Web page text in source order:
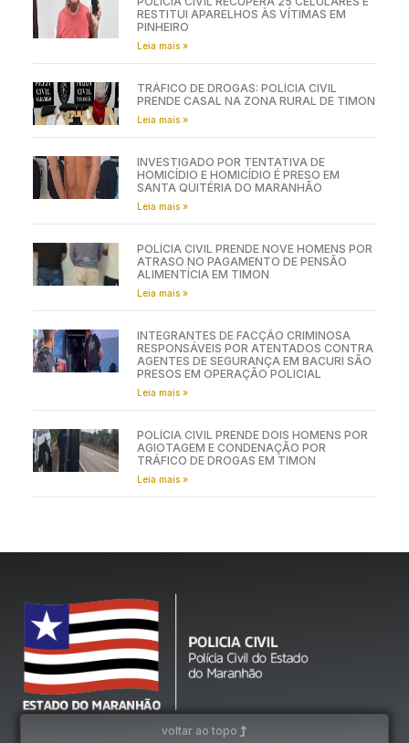
RESTITUI APARELHOS ÀS VÍTIMAS EM
PINHEIRO
Leia mais »
TRÁFICO DE DROGAS: POLÍCIA CIVIL
PRENDE CASAL NA ZONA RURAL DE TIMON
Leia mais »
INVESTIGADO POR TENTATIVA DE
HOMICÍDIO E HOMICÍDIO É PRESO EM
SANTA QUITÉRIA DO MARANHÃO
Leia mais »
POLÍCIA CIVIL PRENDE NOVE HOMENS POR
ATRASO NO PAGAMENTO DE PENSÃO
ALIMENTÍCIA EM TIMON
Leia mais »
INTEGRANTES DE FACÇÃO CRIMINOSA
RESPONSÁVEIS POR ATENTADOS CONTRA
AGENTES DE SEGURANÇA EM BACURI SÃO
PRESOS EM OPERAÇÃO POLICIAL
Leia mais »
POLÍCIA CIVIL PRENDE DOIS HOMENS POR
AGIOTAGEM E CONDENAÇÃO POR
TRÁFICO DE DROGAS EM TIMON
Leia mais »
voltar ao topo